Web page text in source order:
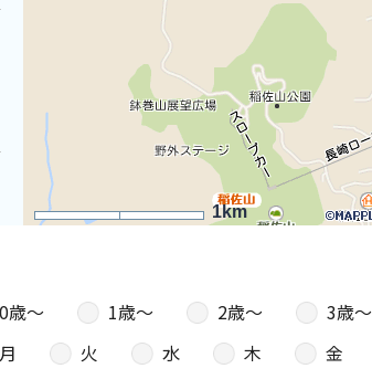
1km
0歳〜 1歳〜 2歳〜 3歳〜
月 火 水 木 金